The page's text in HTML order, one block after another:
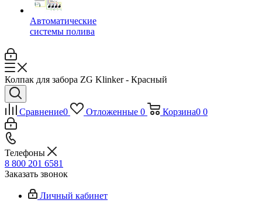
Автоматические
системы полива
Колпак для забора ZG Klinker - Красный
Сравнение0 Отложенные 0 Корзина0 0
Телефоны
8 800 201 6581
Заказать звонок
Личный кабинет